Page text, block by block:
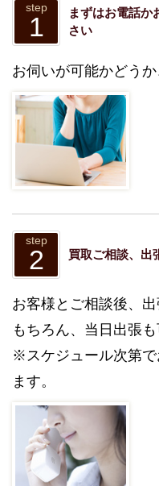
step
1
まずはお電話か
さい
お伺いが可能かどう
step
2 買取ご相談、出
お客様とご相談後、
もちろん、当日出張も
※スケジュール次第
ます。